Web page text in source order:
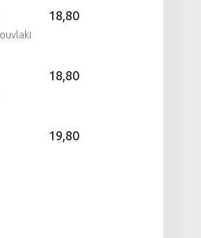
18,80
18,80
19,80